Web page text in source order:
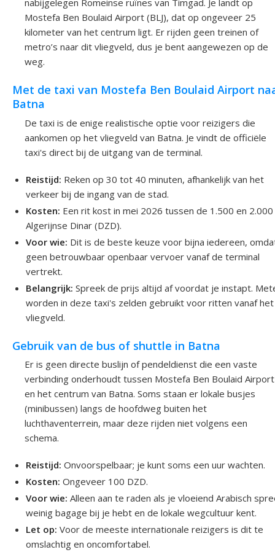
Mostefa Ben Boulaid Airport (BLJ), dat op ongeveer 25
kilometer van het centrum ligt. Er rijden geen treinen of
metro’s naar dit vliegveld, dus je bent aangewezen op de
weg.
Met de taxi van Mostefa Ben Boulaid Airport
Batna
De taxi is de enige realistische optie voor reizigers die
aankomen op het vliegveld van Batna. Je vindt de officiële
taxi's direct bij de uitgang van de terminal.
Reistijd: Reken op 30 tot 40 minuten, afhankelijk van het
verkeer bij de ingang van de stad.
Kosten: Een rit kost in mei 2026 tussen de 1.500 en 2.000
Algerijnse Dinar (DZD).
Voor wie: Dit is de beste keuze voor bijna iedereen,
geen betrouwbaar openbaar vervoer vanaf de terminal
vertrekt.
Belangrijk: Spreek de prijs altijd af voordat je instapt.
worden in deze taxi's zelden gebruikt voor ritten vanaf het
vliegveld.
Gebruik van de bus of shuttle in Batna
Er is geen directe buslijn of pendeldienst die een vaste
verbinding onderhoudt tussen Mostefa Ben Boulaid Airport
en het centrum van Batna. Soms staan er lokale busjes
(minibussen) langs de hoofdweg buiten het
luchthaventerrein, maar deze rijden niet volgens een
schema.
Reistijd: Onvoorspelbaar; je kunt soms een uur wachten.
Kosten: Ongeveer 100 DZD.
Voor wie: Alleen aan te raden als je vloeiend Arabisch
weinig bagage bij je hebt en de lokale wegcultuur kent.
Let op: Voor de meeste internationale reizigers is dit te
omslachtig en oncomfortabel.